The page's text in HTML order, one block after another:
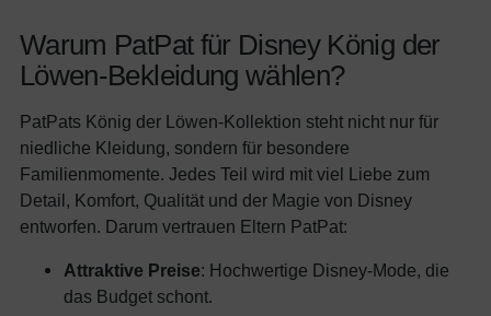
Warum PatPat für Disney König der
Löwen-Bekleidung wählen?
PatPats König der Löwen-Kollektion steht nicht nur für
niedliche Kleidung, sondern für besondere
Familienmomente. Jedes Teil wird mit viel Liebe zum
Detail, Komfort, Qualität und der Magie von Disney
entworfen. Darum vertrauen Eltern PatPat:
Attraktive Preise: Hochwertige Disney-Mode, die
das Budget schont.